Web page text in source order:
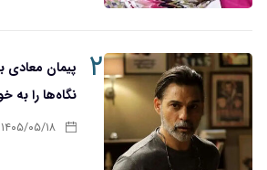
۲
پیمان معادی
نگاه‌ها را
۱۴۰۵/۰۵/۱۸ ۱۶:۱۷